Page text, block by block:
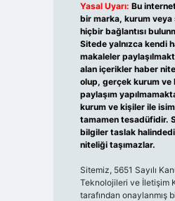
Yasal Uyarı: Bu
bir marka, kurum veya
hiçbir bağlantısı
Sitede yalnızca kendi
makaleler
alan içerikler haber
olup, gerçek kurum ve
paylaşım
kurum ve kişiler ile
tamamen tesadüfidir.
bilgiler taslak
niteliği taşımazlar.
Sitemiz, 5651 Sayılı
Teknolojileri ve İletişim
tarafından onaylanmış